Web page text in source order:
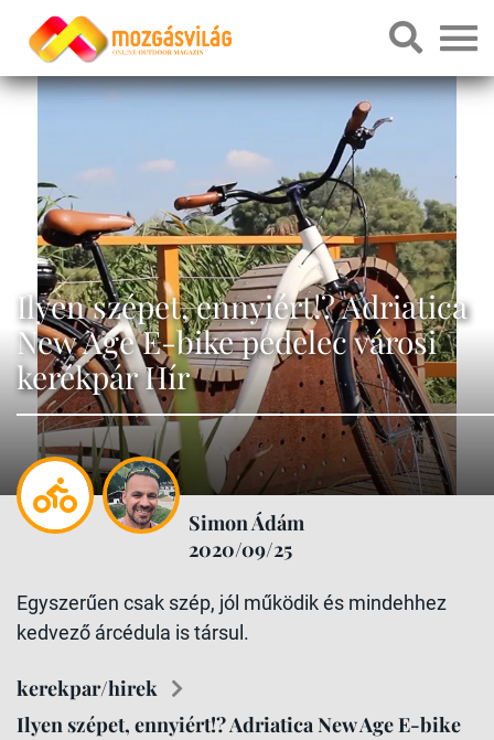
Ilyen szépet, ennyiért!? Adriatica
New Age E-bike pedelec városi
kerékpár Hír
Simon Ádám
2020/09/25
Egyszerűen csak szép, jól működik és mindehhez
kedvező árcédula is társul.
kerekpar/hirek
Ilyen szépet, ennyiért!? Adriatica New Age E-bike